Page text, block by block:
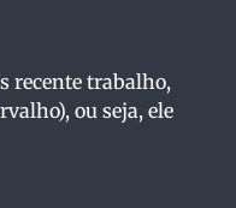
recente trabalho,
ou seja, ele